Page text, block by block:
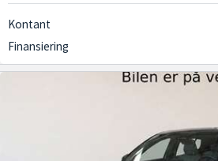
Kontant
Finansiering